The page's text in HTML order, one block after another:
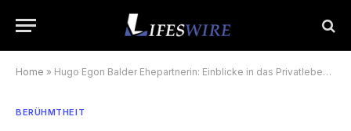
Home » Hugo Egon Balder Ehepartnerin: Einblicke in das Privatleben des Showmasters
BERÜHMTHEIT